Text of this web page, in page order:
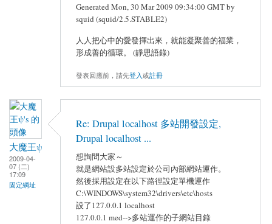
Generated Mon, 30 Mar 2009 09:34:00 GMT by
squid (squid/2.5.STABLE2)
人人把心中的愛發揮出來，就能凝聚善的福業，
形成善的循環。 (靜思語錄)
發表回應前，請先登入或註冊
大魔王ψ
2009-04-
07 (二)
17:09
固定網址
Re: Drupal localhost 多站開發設定,
Drupal localhost ...
想詢問大家～
就是網站設多站設定於公司內部網站運作。
然後採用設定在以下路徑設定單機運作
C:\WINDOWS\system32\drivers\etc\hosts
設了127.0.0.1 localhost
127.0.0.1 med-->多站運作的子網站目錄